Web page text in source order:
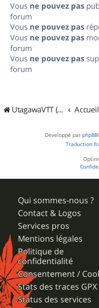
Vous ne pouvez pas
forum
Vous ne pouvez pas
Vous ne pouvez pas
forum
Vous ne pouvez pas
forum
UtagawaVTT (Randos VTT et VTTAE avec traces GPS)
Développé par phpBB
Traduction
Qui sommes-nous ?
Contact & Logos
Services pros
Mentions légales
Politique de
confidentialité
Consentement /
Stats des traces GPX
Status des services